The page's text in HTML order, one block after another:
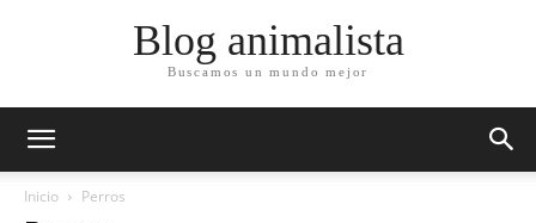
Blog animalista
Buscamos un mundo mejor
Inicio Perros